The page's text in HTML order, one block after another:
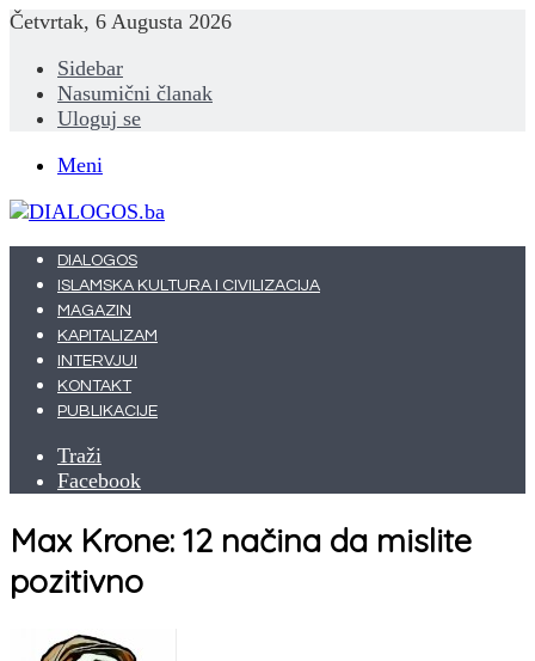
Četvrtak, 6 Augusta 2026
Sidebar
Nasumični članak
Uloguj se
Meni
DIALOGOS
ISLAMSKA KULTURA I CIVILIZACIJA
MAGAZIN
KAPITALIZAM
INTERVJUI
KONTAKT
PUBLIKACIJE
Traži
Facebook
Max Krone: 12 načina da mislite
pozitivno